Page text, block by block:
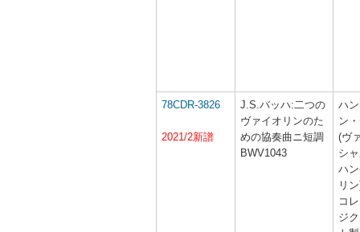
78CDR-3826
2021/2新譜
J.S.バッハ:二つの
ヴァイオリンのた
めの協奏曲ニ短調
BWV1043
ハ
ン
(ヴ
シ
ハ
リ
コ
ジ